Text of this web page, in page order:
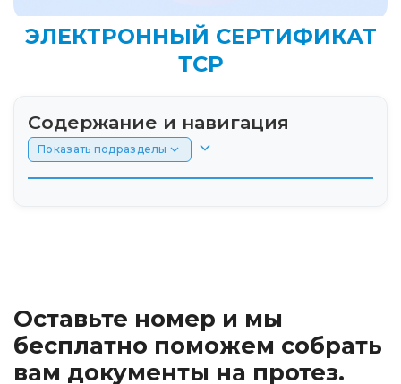
ЭЛЕКТРОННЫЙ СЕРТИФИКАТ
ТСР
Содержание и навигация
Показать подразделы
карту МИР
Как узнать точную сумму сертификата и
почему номинал зависит от последнего
Оставьте номер и мы
бесплатно поможем собрать
вам документы на протез.